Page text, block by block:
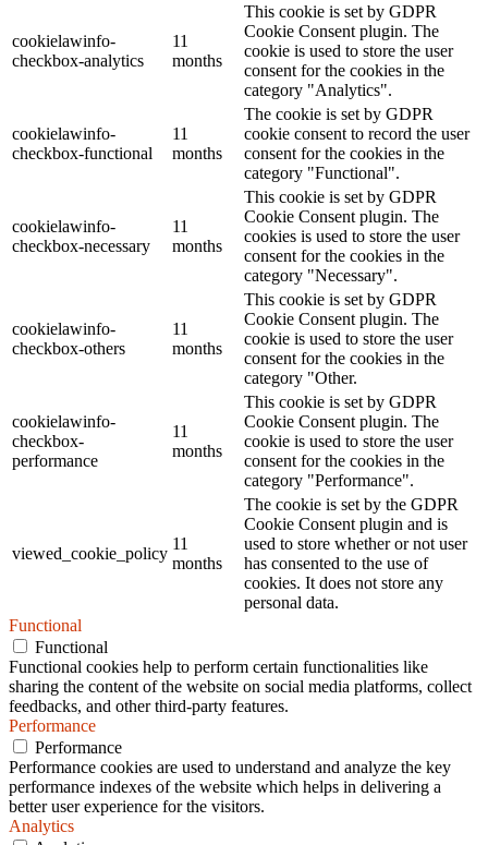
cookielawinfo-
checkbox-analytics
11
months
This cookie is set by GDPR
Cookie Consent plugin. The
cookie is used to store the user
consent for the cookies in the
category "Analytics".
cookielawinfo-
checkbox-functional
11
months
The cookie is set by GDPR
cookie consent to record the user
consent for the cookies in the
category "Functional".
cookielawinfo-
checkbox-necessary
11
months
This cookie is set by GDPR
Cookie Consent plugin. The
cookies is used to store the user
consent for the cookies in the
category "Necessary".
cookielawinfo-
checkbox-others
11
months
This cookie is set by GDPR
Cookie Consent plugin. The
cookie is used to store the user
consent for the cookies in the
category "Other.
cookielawinfo-
checkbox-
performance
11
months
This cookie is set by GDPR
Cookie Consent plugin. The
cookie is used to store the user
consent for the cookies in the
category "Performance".
viewed_cookie_policy
11
months
The cookie is set by the GDPR
Cookie Consent plugin and is
used to store whether or not user
has consented to the use of
cookies. It does not store any
personal data.
Functional
Functional
Functional cookies help to perform certain functionalities like
sharing the content of the website on social media platforms, collect
feedbacks, and other third-party features.
Performance
Performance
Performance cookies are used to understand and analyze the key
performance indexes of the website which helps in delivering a
better user experience for the visitors.
Analytics